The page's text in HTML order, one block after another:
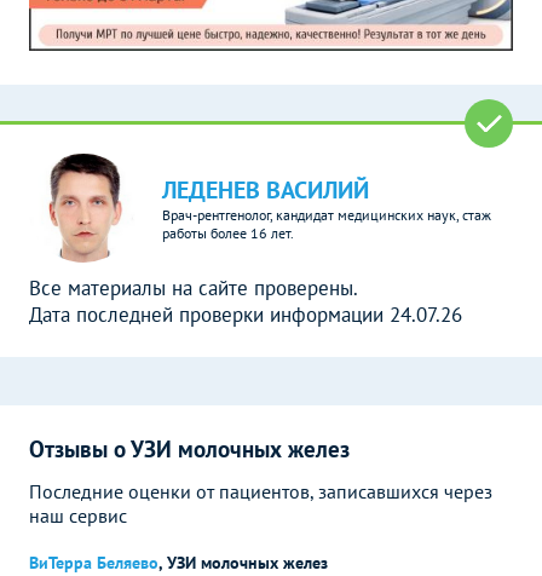
ЛЕДЕНЕВ ВАСИЛИЙ
Врач-рентгенолог, кандидат медицинских наук, стаж
работы более 16 лет.
Все материалы на сайте проверены.
Дата последней проверки информации 24.07.26
Отзывы о УЗИ молочных желез
Последние оценки от пациентов, записавшихся через
наш сервис
ВиТерра Беляево, УЗИ молочных желез